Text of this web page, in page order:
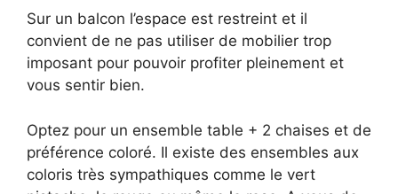
Sur un balcon l’espace est restreint et il
convient de ne pas utiliser de mobilier trop
imposant pour pouvoir profiter pleinement et
vous sentir bien.
Optez pour un ensemble table + 2 chaises et de
préférence coloré. Il existe des ensembles aux
coloris très sympathiques comme le vert